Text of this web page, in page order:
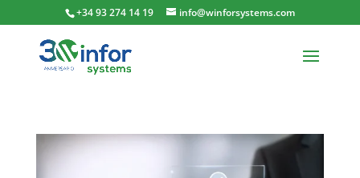
+34 93 274 14 19 info@winforsystems.com